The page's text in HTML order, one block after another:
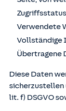
Verwendete
Vollständige
Übertragene
Diese Daten
sicherzustellen
lit. f) DSGVO